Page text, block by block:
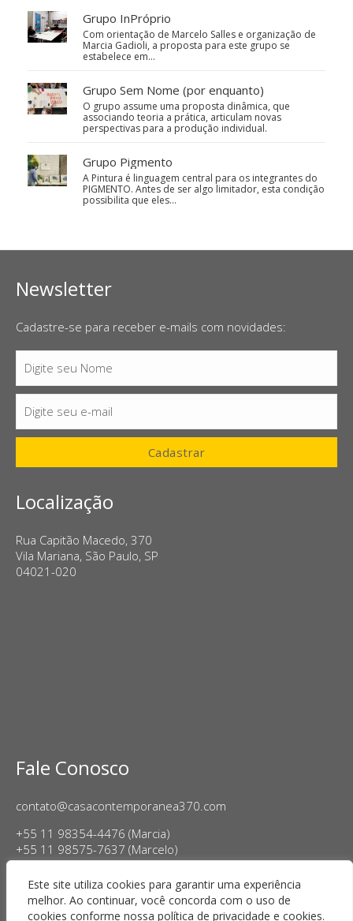
Este site utiliza cookies para garantir uma experiência
melhor. Ao continuar, você concorda com o uso de
cookies conforme nossa política de privacidade e cookies.
Grupo InPróprio
Com orientação de Marcelo Salles e organização de
Marcia Gadioli, a proposta para este grupo se
estabelece em…
Grupo Sem Nome (por enquanto)
O grupo assume uma proposta dinâmica, que
associando teoria a prática, articulam novas
perspectivas para a produção individual.
Grupo Pigmento
A Pintura é linguagem central para os integrantes do
PIGMENTO. Antes de ser algo limitador, esta condição
possibilita que eles…
Newsletter
Cadastre-se para receber e-mails com novidades:
Nome
Digite seu Nome
E-
mail
Digite seu e-mail
Cadastrar
Localização
Rua Capitão Macedo, 370
Vila Mariana, São Paulo, SP
04021-020
Fale Conosco
contato@casacontemporanea370.com
+55 11 98354-4476 (Marcia)
+55 11 98575-7637 (Marcelo)
Horário de Funcionamento:
Terça a sexta-feira, das 14h às 18h
Sábado das 11h às 17h